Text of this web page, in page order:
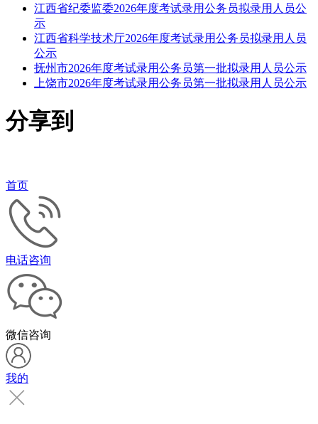
江西省纪委监委2026年度考试录用公务员拟录用人员公
示
江西省科学技术厅2026年度考试录用公务员拟录用人员
公示
抚州市2026年度考试录用公务员第一批拟录用人员公示
上饶市2026年度考试录用公务员第一批拟录用人员公示
分享到
首页
电话咨询
微信咨询
我的